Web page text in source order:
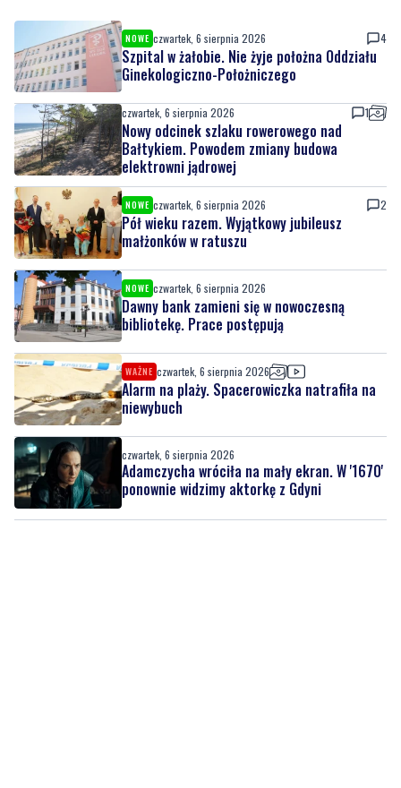
NOWE czwartek, 6 sierpnia 2026 4
Szpital w żałobie. Nie żyje położna Oddziału
Ginekologiczno-Położniczego
czwartek, 6 sierpnia 2026 1
Nowy odcinek szlaku rowerowego nad
Bałtykiem. Powodem zmiany budowa
elektrowni jądrowej
NOWE czwartek, 6 sierpnia 2026 2
Pół wieku razem. Wyjątkowy jubileusz
małżonków w ratuszu
NOWE czwartek, 6 sierpnia 2026
Dawny bank zamieni się w nowoczesną
bibliotekę. Prace postępują
WAŻNE czwartek, 6 sierpnia 2026
Alarm na plaży. Spacerowiczka natrafiła na
niewybuch
czwartek, 6 sierpnia 2026
Adamczycha wróciła na mały ekran. W '1670'
ponownie widzimy aktorkę z Gdyni